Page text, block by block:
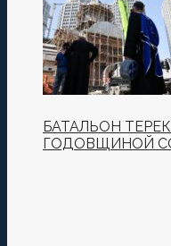
БАТАЛЬОН
ГОДОВЩИНОЙ